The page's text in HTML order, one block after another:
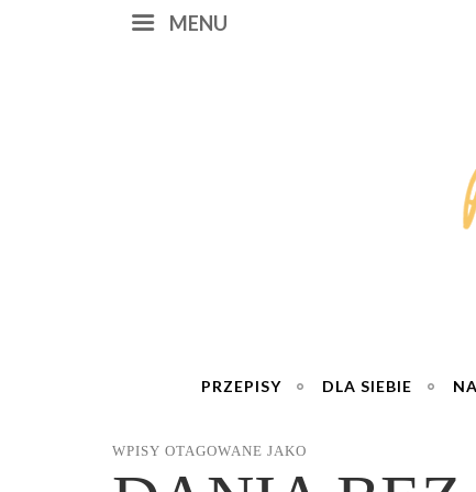
MENU
PRZEPISY DLA SIEBIE
WPISY OTAGOWANE JAKO